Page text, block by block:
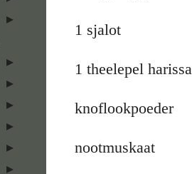
1 sjalot
1 theelepel harissa
knoflookpoeder
nootmuskaat